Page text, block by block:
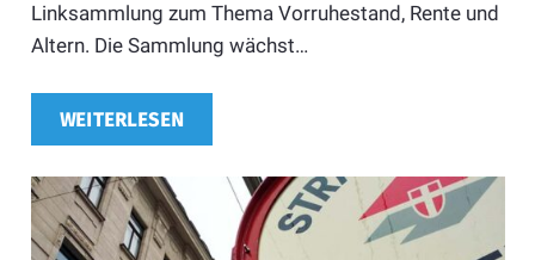
Linksammlung zum Thema Vorruhestand, Rente und
Altern. Die Sammlung wächst…
WEITERLESEN